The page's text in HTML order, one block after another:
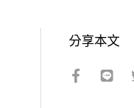
分享本文